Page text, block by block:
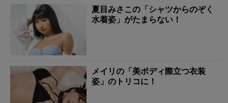
夏目みさこの「シャツからのぞく
水着姿」がたまらない！
メイリの「美ボディ際立つ衣装
姿」のトリコに！